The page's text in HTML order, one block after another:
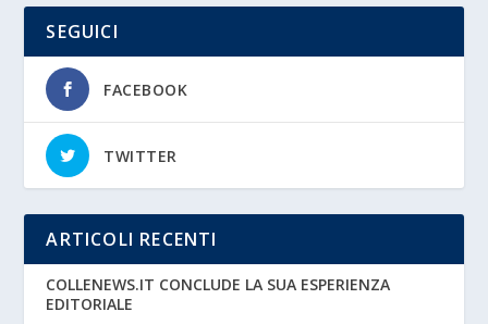
SEGUICI
FACEBOOK
TWITTER
ARTICOLI RECENTI
COLLENEWS.IT CONCLUDE LA SUA ESPERIENZA
EDITORIALE